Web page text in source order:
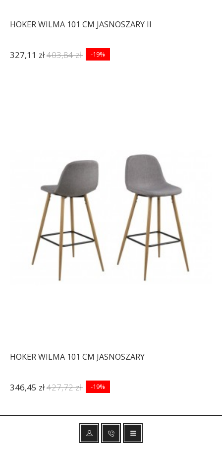
HOKER WILMA 101 CM JASNOSZARY II
327,11 zł403,84 zł -19%
HOKER WILMA 101 CM JASNOSZARY
346,45 zł427,72 zł -19%